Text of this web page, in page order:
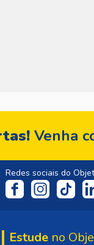
Venha
Redes sociais do
Estude no